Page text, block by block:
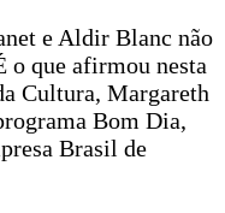
e Aldir Blanc não
o que afirmou nesta
Cultura, Margareth
Bom Dia,
Brasil de